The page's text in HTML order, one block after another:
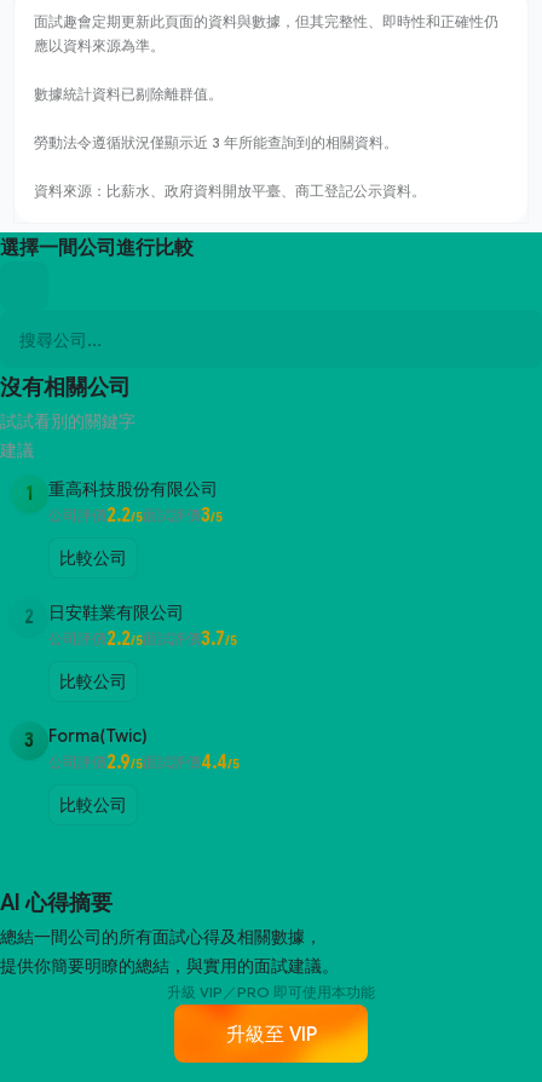
面試趣會定期更新此頁面的資料與數據，但其完整性、即時性和正確性仍
應以資料來源為準。
數據統計資料已剔除離群值。
勞動法令遵循狀況僅顯示近 3 年所能查詢到的相關資料。
資料來源：比薪水、政府資料開放平臺、商工登記公示資料。
選擇一間公司進行比較
沒有相關公司
試試看別的關鍵字
建議
1 重高科技股份有限公司
公司評價2.2/5面試評價3/5
比較公司
2 日安鞋業有限公司
公司評價2.2/5面試評價3.7/5
比較公司
3 Forma(Twic)
公司評價2.9/5面試評價4.4/5
比較公司
AI 心得摘要
總結一間公司的所有面試心得及相關數據，
提供你簡要明瞭的總結，與實用的面試建議。
升級 VIP／PRO 即可使用本功能
升級至 VIP